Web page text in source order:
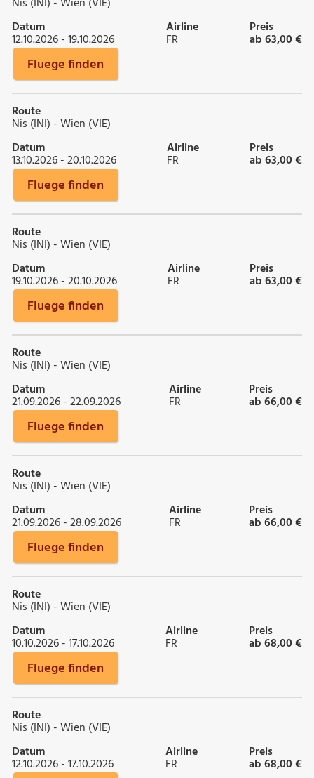
Datum
12.10.2026 - 19.10.2026
Airline
FR
Preis
ab 63,00 €
Fluege finden
Route
Nis (INI) - Wien (VIE)
Datum
13.10.2026 - 20.10.2026
Airline
FR
Preis
ab 63,00 €
Fluege finden
Route
Nis (INI) - Wien (VIE)
Datum
19.10.2026 - 20.10.2026
Airline
FR
Preis
ab 63,00 €
Fluege finden
Route
Nis (INI) - Wien (VIE)
Datum
21.09.2026 - 22.09.2026
Airline
FR
Preis
ab 66,00 €
Fluege finden
Route
Nis (INI) - Wien (VIE)
Datum
21.09.2026 - 28.09.2026
Airline
FR
Preis
ab 66,00 €
Fluege finden
Route
Nis (INI) - Wien (VIE)
Datum
10.10.2026 - 17.10.2026
Airline
FR
Preis
ab 68,00 €
Fluege finden
Route
Nis (INI) - Wien (VIE)
Datum
12.10.2026 - 17.10.2026
Airline
FR
Preis
ab 68,00 €